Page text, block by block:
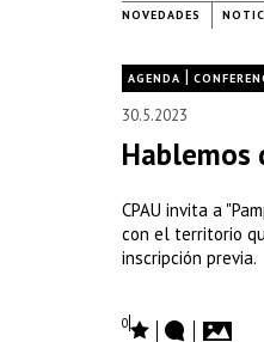
NOVEDADES
AGENDA |
30.5.2023
Hablemos
CPAU invita a
con el territorio
inscripción previa.
0